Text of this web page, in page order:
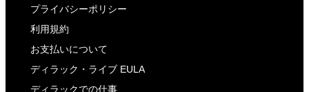
プライバシーポリシー
利用規約
お支払いについて
ディラック・ライブ EULA
ディラックでの仕事